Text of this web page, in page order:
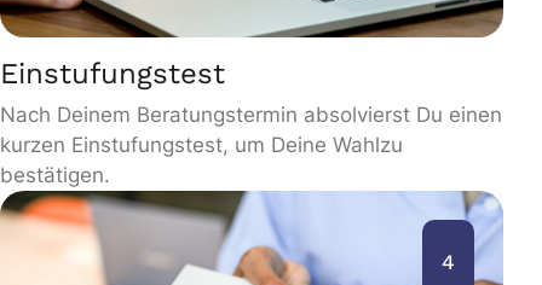
Einstufungstest
Nach Deinem Beratungstermin absolvierst Du einen
kurzen Einstufungstest, um Deine Wahlzu
bestätigen.
4